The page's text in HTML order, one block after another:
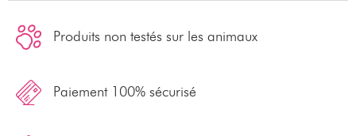
Produits non testés sur les animaux
Paiement 100% sécurisé